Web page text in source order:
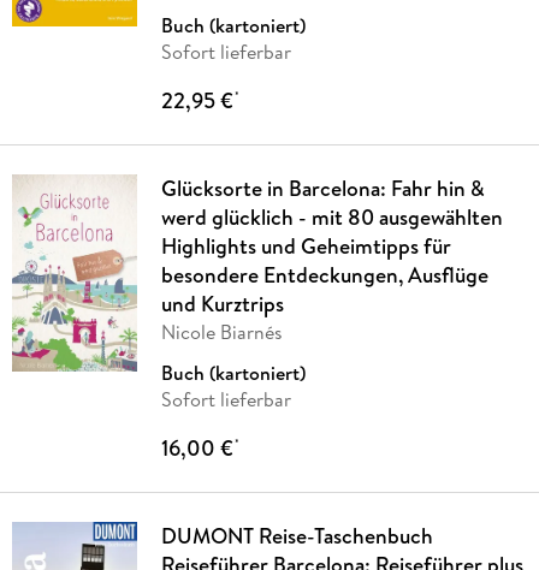
Buch (kartoniert)
Sofort lieferbar
22,95 €*
Glücksorte in Barcelona: Fahr hin &
werd glücklich - mit 80 ausgewählten
Highlights und Geheimtipps für
besondere Entdeckungen, Ausflüge
und Kurztrips
Nicole Biarnés
Buch (kartoniert)
Sofort lieferbar
16,00 €*
DUMONT Reise-Taschenbuch